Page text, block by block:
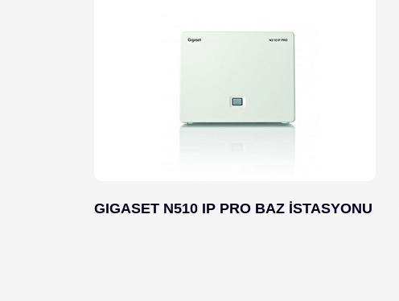
GIGASET N510 IP PRO BAZ İSTASYONU